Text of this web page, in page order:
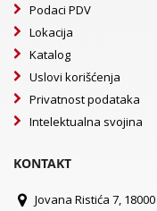
Podaci PDV
Lokacija
Katalog
Uslovi korišćenja
Privatnost podataka
Intelektualna svojina
KONTAKT
Jovana Ristića 7,